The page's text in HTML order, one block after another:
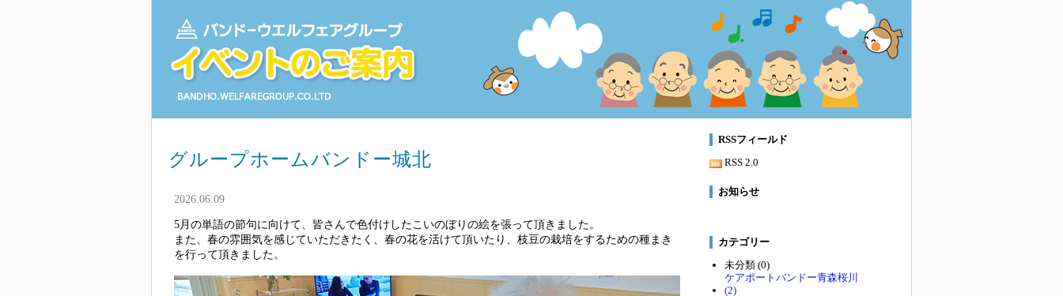
グループホームバンドー城北
2026.06.09
5月の単語の節句に向けて、皆さんで色付けしたこいのぼりの絵を張って頂きました。
また、春の雰囲気を感じていただきたく、春の花を活けて頂いたり、枝豆の栽培をするための種まき
を行って頂きました。
RSSフィールド
RSS 2.0
お知らせ
カテゴリー
未分類 (0)
ケアポートバンドー青森桜川
(2)